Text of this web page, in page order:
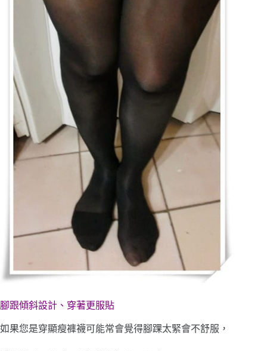
腳跟傾斜設計、穿著更服貼
如果您是穿顯瘦褲襪可能常會覺得腳踝太緊會不舒服，